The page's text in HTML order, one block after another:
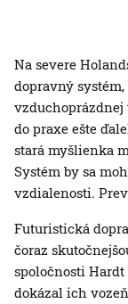
Na severe
dopravný
do praxe ešte
stará myšlienka
Systém by sa
vzdialenosti.
Futuristická
čoraz
spoločnosti
dokázal ich